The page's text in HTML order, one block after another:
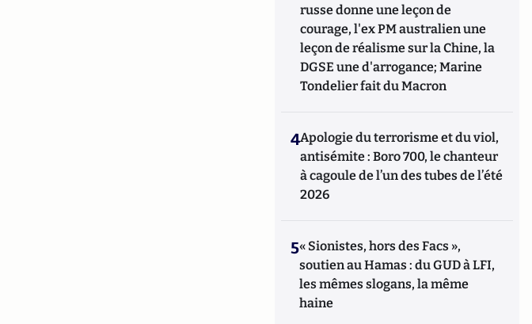
russe donne une leçon de
courage, l'ex PM australien une
leçon de réalisme sur la Chine, la
DGSE une d'arrogance; Marine
Tondelier fait du Macron
4Apologie du terrorisme et du viol,
antisémite : Boro 700, le chanteur
à cagoule de l’un des tubes de l’été
2026
5« Sionistes, hors des Facs »,
soutien au Hamas : du GUD à LFI,
les mêmes slogans, la même
haine